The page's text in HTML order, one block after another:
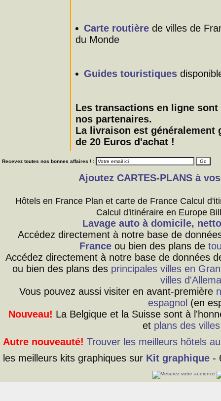
Carte routière de villes de
du Monde
Guides touristiques
Les transactions en ligne sont
nos partenaires.
La livraison est généralement
de 20 Euros d'achat !
Recevez toutes nos bonnes affaires ! :
Ajoutez CARTES-PLANS à
Hôtels en France Plan et carte de France Calcul
Calcul d'itinéraire en Europe
Lavage auto à domicile,
Accédez directement à notre base de
Franceou bien des plans de
Accédez directement à notre base de données
ou bien des plans des principales villes en
villes
Vous pouvez aussi visiter en avant-première
espagnol (en
Nouveau! La Belgique et la Suisse sont à
et plans des
Autre nouveauté! Trouver les meilleurs hôtels
les meilleurs kits graphiques sur Kit graphique -